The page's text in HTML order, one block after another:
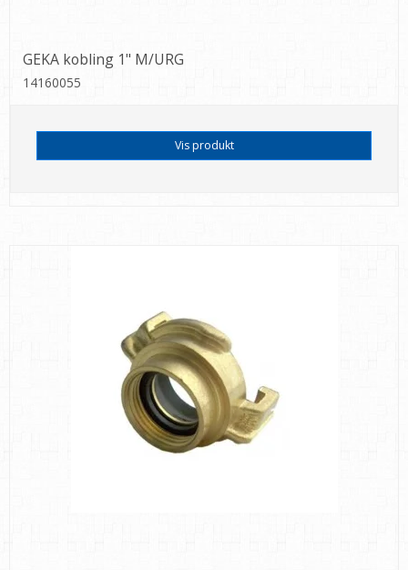
GEKA kobling 1" M/URG
14160055
Vis produkt